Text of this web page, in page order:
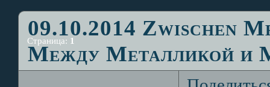
09.10.2014 Zwischen
Между Металликой и
Страница: 1